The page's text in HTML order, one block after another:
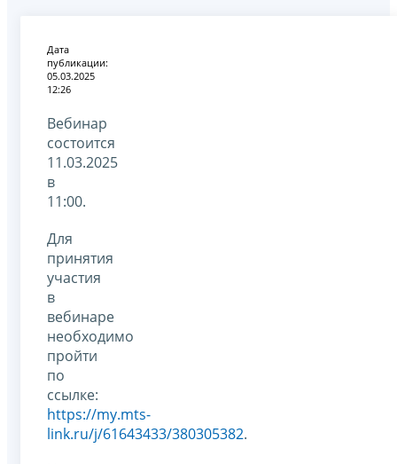
Дата
публикации:
05.03.2025
12:26
Вебинар
состоится
11.03.2025
в
11:00.
Для
принятия
участия
в
вебинаре
необходимо
пройти
по
ссылке:
https://my.mts-
link.ru/j/61643433/380305382.